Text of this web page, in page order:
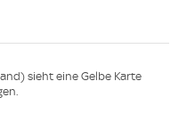
sieht eine Gelbe Karte